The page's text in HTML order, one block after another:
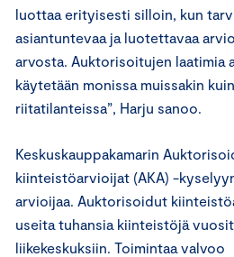
luottaa erityisesti silloin, kun
asiantuntevaa ja luotettavaa
arvosta. Auktorisoitujen laatimia
käytetään monissa muissakin
riitatilanteissa”, Harju sanoo.
Keskuskauppakamarin
kiinteistöarvioijat (AKA) -
arvioijaa. Auktorisoidut
useita tuhansia kiinteistöjä
liikekeskuksiin. Toimintaa valvoo